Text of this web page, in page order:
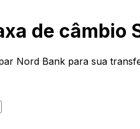
de câmbio
Nord Bank para sua